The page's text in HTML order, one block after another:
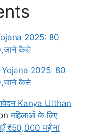
2025: 80
कैसे
2025: 80
कैसे
Kanya Utthan
महिलाओं के लिए
₹50,000 महीना